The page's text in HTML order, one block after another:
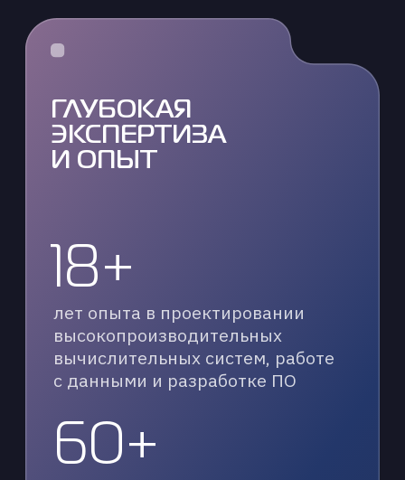
К2 НейроТех — специализированное
подразделение К2Тех,
сфокусированное на прикладных
решениях в области искусственного
интеллекта
вычислений (HPC)